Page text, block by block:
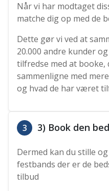
Når vi har modtaget
matche dig op med de
Dette gør vi ved at
20.000 andre kunder
tilfredse med at booke,
sammenligne med
og hvad de har været
3 3) Book den
Dermed kan du stille
festbands der er de
tilbud